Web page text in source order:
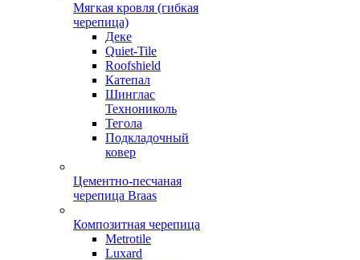
Мягкая кровля (гибкая
черепица)
Деке
Quiet-Tile
Roofshield
Катепал
Шинглас
Технониколь
Тегола
Подкладочный
ковер
Цементно-песчаная
черепица Braas
Композитная черепица
Metrotile
Luxard